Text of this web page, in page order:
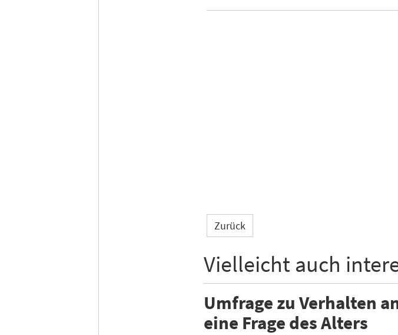
Zurück
Vielleicht auch
Umfrage zu Verhalten
eine Frage des Alters